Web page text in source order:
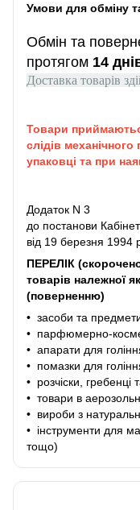
Умови для обміну
Обмін та
протягом 14
Доставка товарів
Товари
слідів
упаковці та при
Додаток N 3
до постанови
від 19 березня 1994
ПЕРЕЛІК
товарів належної
(поверненню)
• засоби та предмети
• парфюмерно-
• апарати для
• помазки для
• розчіски, гребенці
• товари в
• вироби з
• інструменти для
тощо)